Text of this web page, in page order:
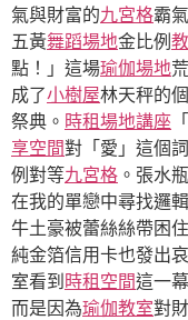
氣與財富的九宮格霸
五黃舞蹈場地金比例
點！」這場瑜伽場地
成了小樹屋林天秤的
祭典。 時租場地講座
享空間對「愛」這個
例對等九宮格 。張水瓶
在我的單戀中尋找邏
牛土豪被蕾絲絲帶困
純金箔信用卡也發出哀
室看到 時租空間這一
而是因為瑜伽教室對